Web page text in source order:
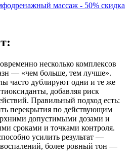
массаж - 50% скидка
несколько комплексов
— «чем больше, тем лучше».
часто дублируют одни и те же
добавляя риск
Правильный подход есть:
перекрытия по действующим
допустимыми дозами и
сроками и точками контроля.
усилить результат —
воспалений, более ровный тон —